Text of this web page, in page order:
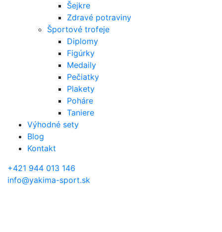
Šejkre
Zdravé potraviny
Športové trofeje
Diplomy
Figúrky
Medaily
Pečiatky
Plakety
Poháre
Taniere
Výhodné sety
Blog
Kontakt
+421 944 013 146
info@yakima-sport.sk